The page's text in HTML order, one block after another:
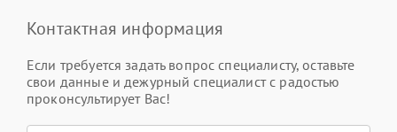
Контактная информация
Если требуется задать вопрос специалисту, оставьте
свои данные и дежурный специалист с радостью
проконсультирует Вас!